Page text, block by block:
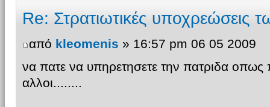
Re: Στρατιωτικές
από kleomenis » 16:57 pm 06 05 2009
να πατε να υπηρετησετε την πατριδα οπως
αλλοι........